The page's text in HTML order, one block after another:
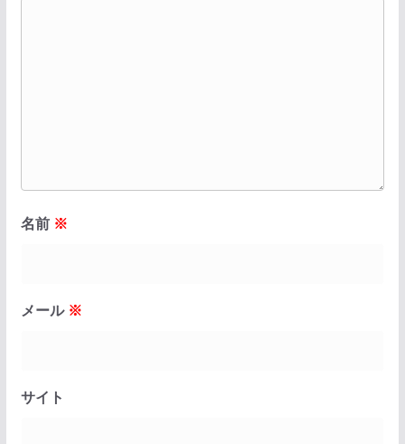
名前 ※
メール ※
サイト